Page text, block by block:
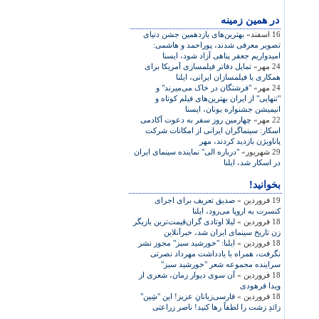
در همين زمينه
16 اسفند»
بهترين‌های يازدهمين جشن دنيای
تصوير معرفی شدند، پوراحمد و هاشمی:
اميدواريم جعفر پناهی آزاد شود، ايسنا
24 مهر»
تمايل دفاتر فيلمسازی آمريکا برای
همکاری با فيلمسازان ايرانی، ايلنا
24 مهر»
"فرشتگان در خاک می‌ميرند" و
"تنهايی" از ايران بهترين‌های فيلم کوتاه و
انيميشن جشنواره‌ يونان، ايسنا
22 مهر»
چهارمين روز سفر به دعوت آکادمی
اسکار: سينماگران ايرانی از امکانات شرکت
پاناويژن بازديد کردند، مهر
29 شهریور»
"درباره الی" نماينده سينمای ايران
در اسکار شد، ايلنا
بخوانید!
19 فروردین »
صديق تعريف برای اجرای
کنسرت به اروپا می‌رود، ايلنا
18 فروردین »
ليلا اوتادی گران‌قيمت‌ترين بازيگر
زن تاريخ سينمای ايران شد، خبرآنلاين
18 فروردین »
ايلنا: "خورشيد سبز" مجوز نشر
نگرفت، همراه با يادداشت مهرداد نصرتی
سراينده مجموعه شعر "خورشيد سبز"
18 فروردین »
آن سوی ديوار زمان، شعری از
ويدا فرهودی
18 فروردین »
فارسی‌زبانانِ عزيز! اين "شِين"
زائدِ زشت را لطفاً رها کنيد! ناصر زراعتی